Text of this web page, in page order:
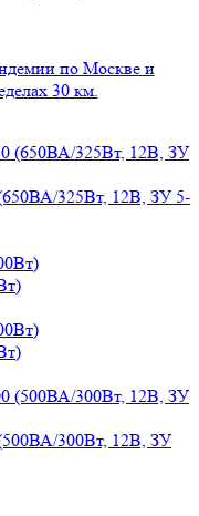
по Москве и
30 км.
325Вт, 12В, ЗУ 5-
300Вт, 12В, ЗУ